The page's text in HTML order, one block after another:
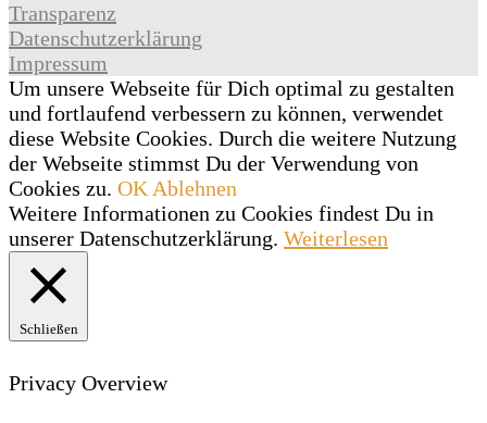
Transparenz
Datenschutzerklärung
Impressum
Um unsere Webseite für Dich optimal zu gestalten
und fortlaufend verbessern zu können, verwendet
diese Website Cookies. Durch die weitere Nutzung
der Webseite stimmst Du der Verwendung von
Cookies zu. OK Ablehnen
Weitere Informationen zu Cookies findest Du in
unserer Datenschutzerklärung. Weiterlesen
Schließen
Privacy Overview